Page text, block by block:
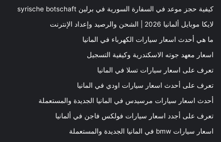
كيفية حجز موعد في السفارة السورية في برلين syrische botschaft
لايكا موبايل ألمانيا 2026 | الشحن والرصيد وإعداد الإنترنت
ما هي أحدث اسعار سيارات الكهرباء في المانيا
اسعار معهد جوته الاسكندرية وكيفية التسجيل
تعرف على اسعار سيارات تسلا في المانيا
تعرف على أحدث اسعار سيارات اودي في المانيا
أحدث اسعار سيارات مرسيدس في المانيا الجديدة والمستعملة
تعرف على أجدد اسعار سيارات فولكس فاجن في ألمانيا
اسعار سيارات bmw في المانيا الجديدة والمستعملة